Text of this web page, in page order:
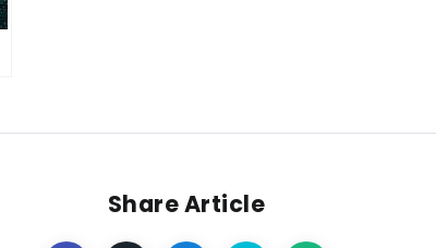
Share Article